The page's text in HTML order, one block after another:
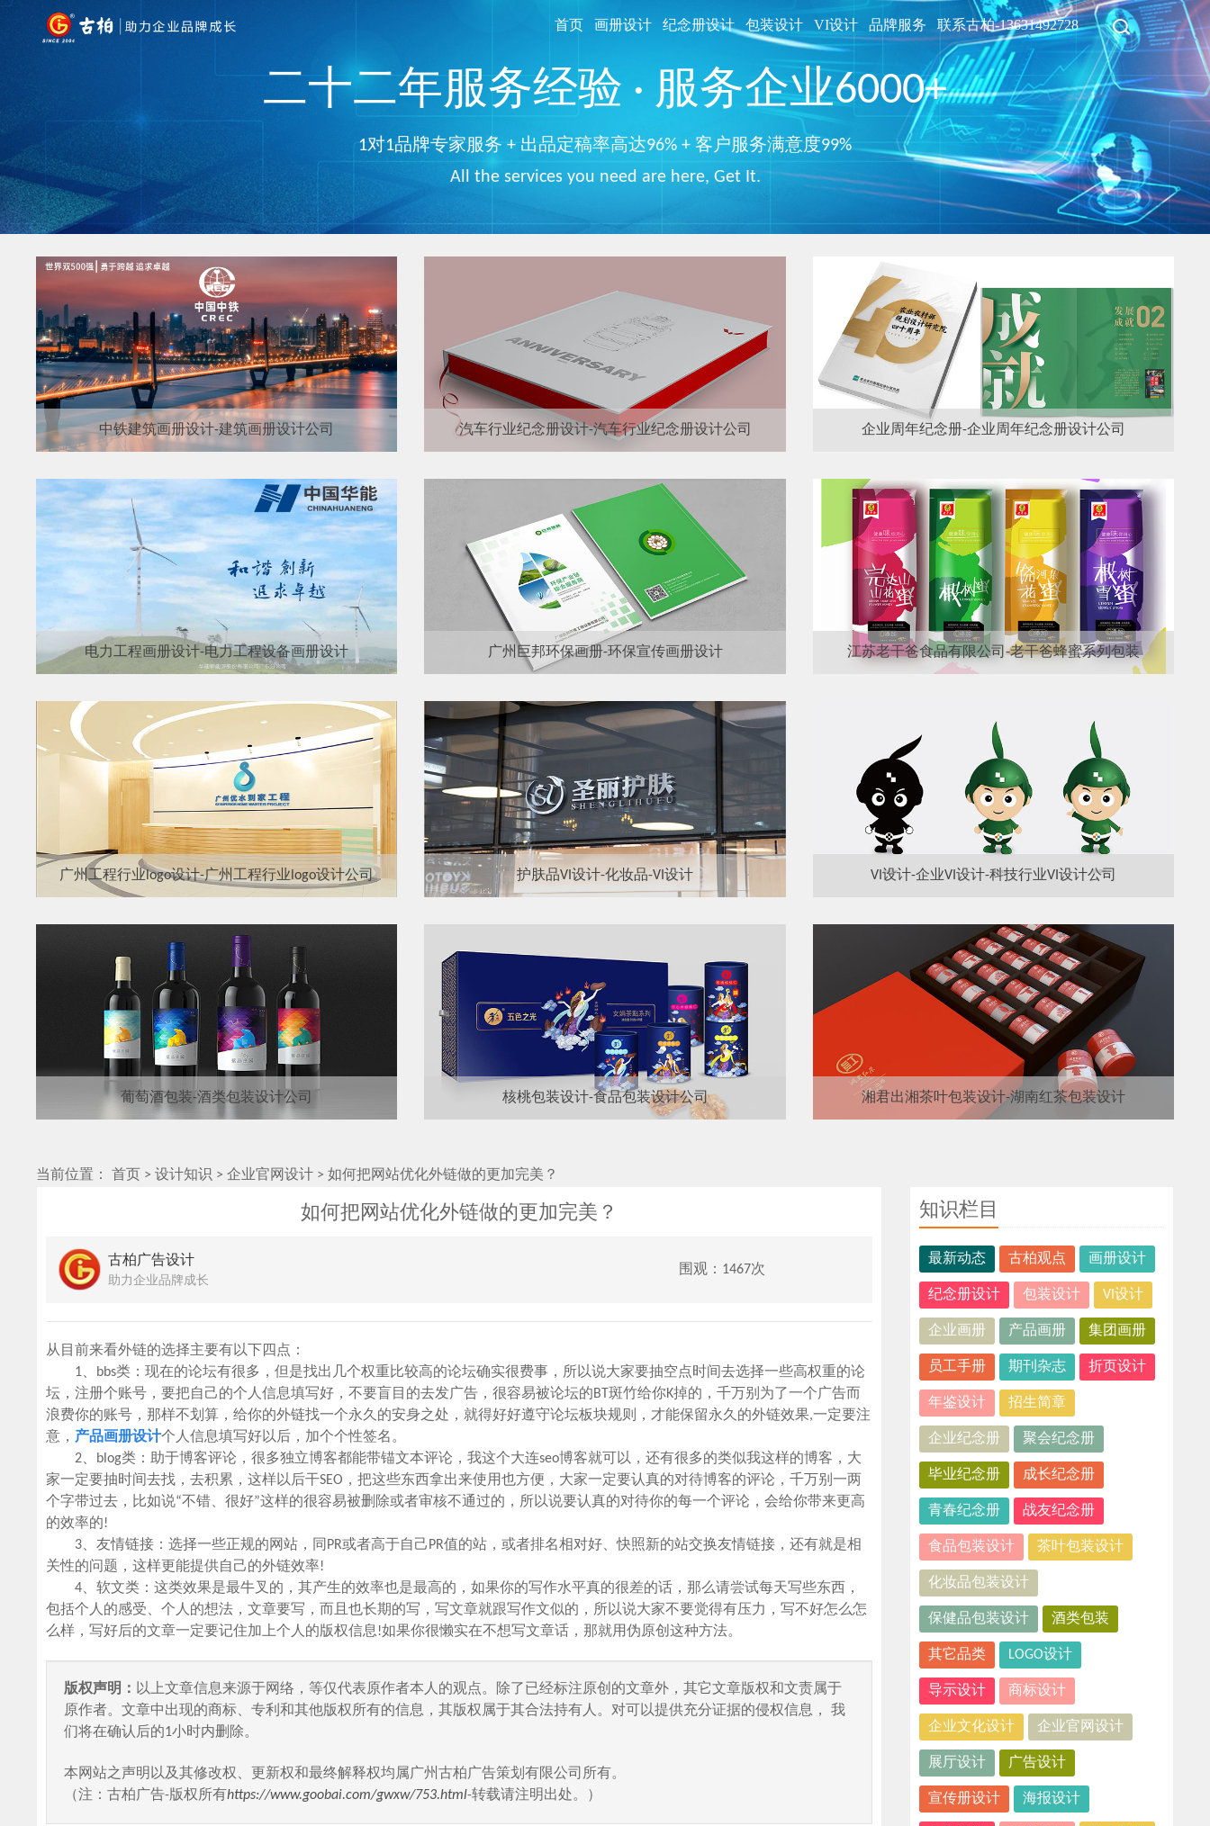
首页 画册设计 纪念册设计 包装设计 VI设计 品牌服务 联系古柏-13631492728
二十二年服务经验 · 服务企业6000+
1对1品牌专家服务 + 出品定稿率高达96% + 客户服务满意度99%
All the services you need are here, Get It.
中铁建筑画册设计-建筑画册设计公司 汽车行业纪念册设计-汽车行业纪念册设计公司 企业周年纪念册-企业周年纪念册设计公司
电力工程画册设计-电力工程设备画册设计 广州巨邦环保画册-环保宣传画册设计 江苏老干爸食品有限公司-老干爸蜂蜜系列包装
广州工程行业logo设计-广州工程行业logo设计公司 护肤品VI设计-化妆品-VI设计 VI设计-企业VI设计-科技行业VI设计公司
葡萄酒包装-酒类包装设计公司 核桃包装设计-食品包装设计公司 湘君出湘茶叶包装设计-湖南红茶包装设计
当前位置： 首页 >设计知识 >企业官网设计 >如何把网站优化外链做的更加完美？
如何把网站优化外链做的更加完美？
古柏广告设计
助力企业品牌成长
围观：1467次
从目前来看外链的选择主要有以下四点：
1、bbs类：现在的论坛有很多，但是找出几个权重比较高的论坛确实很费事，所以说大家要抽空点时间去选择一些高权重的论
坛，注册个账号，要把自己的个人信息填写好，不要盲目的去发广告，很容易被论坛的BT斑竹给你K掉的，千万别为了一个广告而
浪费你的账号，那样不划算，给你的外链找一个永久的安身之处，就得好好遵守论坛板块规则，才能保留永久的外链效果,一定要注
意， 产品画册设计个人信息填写好以后，加个个性签名。
2、blog类：助于博客评论，很多独立博客都能带锚文本评论，我这个大连seo博客就可以，还有很多的类似我这样的博客，大
家一定要抽时间去找，去积累，这样以后干SEO，把这些东西拿出来使用也方便，大家一定要认真的对待博客的评论，千万别一两
个字带过去，比如说“不错、很好”这样的很容易被删除或者审核不通过的，所以说要认真的对待你的每一个评论，会给你带来更高
的效率的!
3、友情链接：选择一些正规的网站，同PR或者高于自己PR值的站，或者排名相对好、快照新的站交换友情链接，还有就是相
关性的问题，这样更能提供自己的外链效率!
4、软文类：这类效果是最牛叉的，其产生的效率也是最高的，如果你的写作水平真的很差的话，那么请尝试每天写些东西，
包括个人的感受、个人的想法，文章要写，而且也长期的写，写文章就跟写作文似的，所以说大家不要觉得有压力，写不好怎么怎
么样，写好后的文章一定要记住加上个人的版权信息!如果你很懒实在不想写文章话，那就用伪原创这种方法。
版权声明： 以上文章信息来源于网络，等仅代表原作者本人的观点。除了已经标注原创的文章外，其它文章版权和文责属于
原作者。文章中出现的商标、专利和其他版权所有的信息，其版权属于其合法持有人。对可以提供充分证据的侵权信息， 我
们将在确认后的1小时内删除。
本网站之声明以及其修改权、更新权和最终解释权均属广州古柏广告策划有限公司所有。
（注：古柏广告-版权所有https://www.goobai.com/gwxw/753.html-转载请注明出处。）
知识栏目
最新动态 古柏观点 画册设计
纪念册设计 包装设计 VI设计
企业画册 产品画册 集团画册
员工手册 期刊杂志 折页设计
年鉴设计 招生简章
企业纪念册 聚会纪念册
毕业纪念册 成长纪念册
青春纪念册 战友纪念册
食品包装设计 茶叶包装设计
化妆品包装设计
保健品包装设计 酒类包装
其它品类 LOGO设计
导示设计 商标设计
企业文化设计 企业官网设计
展厅设计 广告设计
宣传册设计 海报设计